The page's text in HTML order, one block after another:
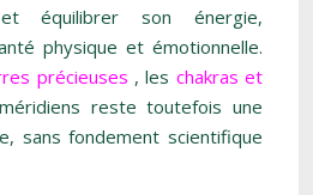
équilibrer son énergie,
physique et émotionnelle.
précieuses , les chakras et
reste toutefois une
sans fondement scientifique